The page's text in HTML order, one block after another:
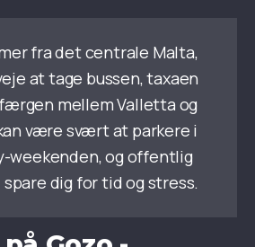
fra det centrale Malta,
at tage bussen, taxaen
mellem Valletta og
være svært at parkere i
weekenden, og offentlig
dig for tid og stress.